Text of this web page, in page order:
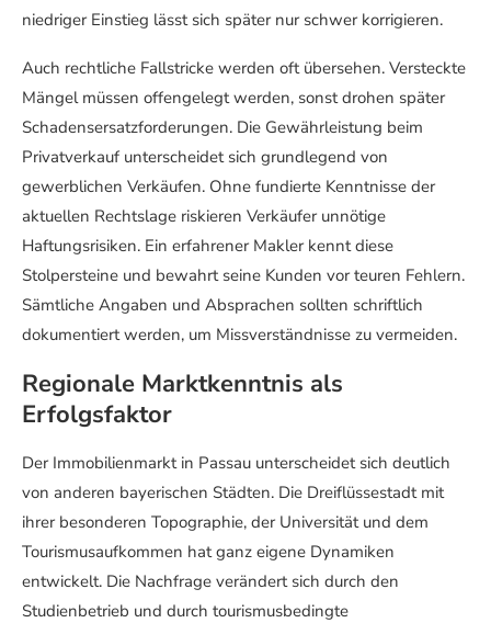
niedriger Einstieg lässt sich später nur schwer korrigieren.
Auch rechtliche Fallstricke werden oft übersehen. Versteckte
Mängel müssen offengelegt werden, sonst drohen später
Schadensersatzforderungen. Die Gewährleistung beim
Privatverkauf unterscheidet sich grundlegend von
gewerblichen Verkäufen. Ohne fundierte Kenntnisse der
aktuellen Rechtslage riskieren Verkäufer unnötige
Haftungsrisiken. Ein erfahrener Makler kennt diese
Stolpersteine und bewahrt seine Kunden vor teuren Fehlern.
Sämtliche Angaben und Absprachen sollten schriftlich
dokumentiert werden, um Missverständnisse zu vermeiden.
Regionale Marktkenntnis als
Erfolgsfaktor
Der Immobilienmarkt in Passau unterscheidet sich deutlich
von anderen bayerischen Städten. Die Dreiflüssestadt mit
ihrer besonderen Topographie, der Universität und dem
Tourismusaufkommen hat ganz eigene Dynamiken
entwickelt. Die Nachfrage verändert sich durch den
Studienbetrieb und durch tourismusbedingte